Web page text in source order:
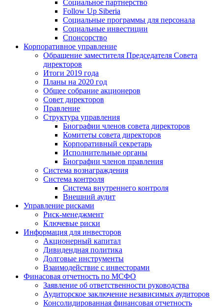
Социальное партнерство
Follow Up Siberia
Социальные программы для персонала
Социальные инвестиции
Спонсорство
Корпоративное управление
Обращение заместителя Председателя Совета
директоров
Итоги 2019 года
Планы на 2020 год
Общее собрание акционеров
Совет директоров
Правление
Структура управления
Биографии членов совета директоров
Комитеты совета директоров
Корпоративный секретарь
Исполнительные органы
Биографии членов правления
Система вознаграждения
Система контроля
Система внутреннего контроля
Внешний аудит
Управление рисками
Риск-менеджмент
Ключевые риски
Информация для инвесторов
Акционерный капитал
Дивидендная политика
Долговые инструменты
Взаимодействие с инвеcторами
Финасовая отчетность по МСФО
Заявление об ответственности руководства
Аудиторское заключение независимых аудиторов
Консолидированная финансовая отчетность